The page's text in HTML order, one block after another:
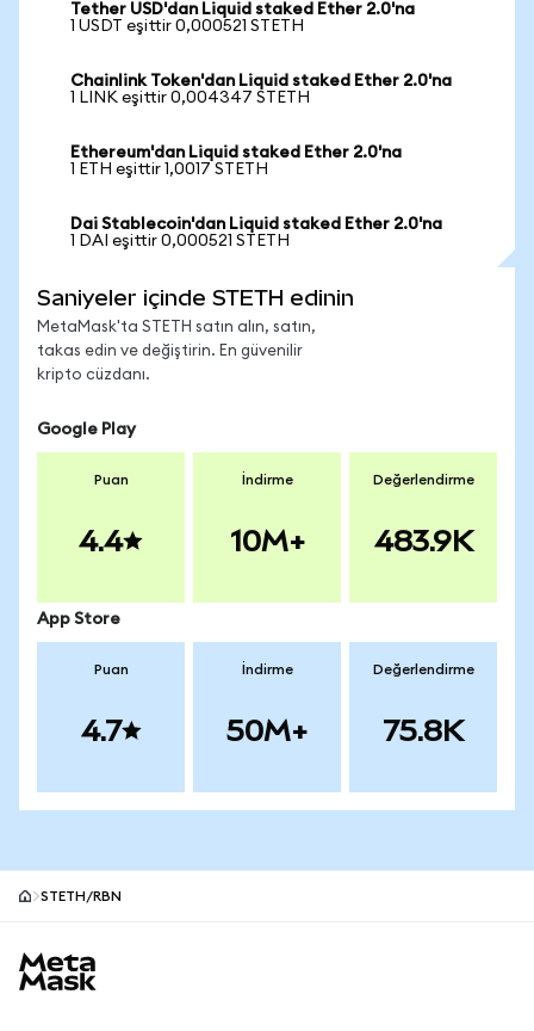
Tether USD'dan Liquid staked Ether 2.0'na
1 USDT eşittir 0,000521 STETH
Chainlink Token'dan Liquid staked Ether 2.0'na
1 LINK eşittir 0,004347 STETH
Ethereum'dan Liquid staked Ether 2.0'na
1 ETH eşittir 1,0017 STETH
Dai Stablecoin'dan Liquid staked Ether 2.0'na
1 DAI eşittir 0,000521 STETH
Saniyeler içinde STETH edinin
MetaMask'ta STETH satın alın, satın,
takas edin ve değiştirin. En güvenilir
kripto cüzdanı.
Google Play
Puan
4.4
İndirme
10M+
Değerlendirme
483.9K
App Store
Puan
4.7
İndirme
50M+
Değerlendirme
75.8K
STETH/RBN